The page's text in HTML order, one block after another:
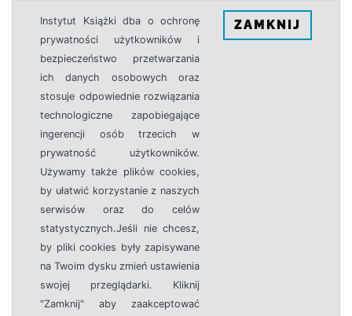
Instytut Książki dba o ochronę
prywatności użytkowników i
bezpieczeństwo przetwarzania
ich danych osobowych oraz
stosuje odpowiednie rozwiązania
technologiczne zapobiegające
ingerencji osób trzecich w
prywatność użytkowników.
Używamy także plików cookies,
by ułatwić korzystanie z naszych
serwisów oraz do celów
statystycznych.Jeśli nie chcesz,
by pliki cookies były zapisywane
na Twoim dysku zmień ustawienia
swojej przeglądarki. Kliknij
"Zamknij" aby zaakceptować
ZAMKNIJ